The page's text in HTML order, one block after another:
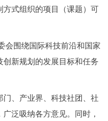
式组织的项目（课题）可
围绕国际科技前沿和国家
新规划的发展目标和任务
、产业界、科技社团、社
泛吸纳各方意见。同时，